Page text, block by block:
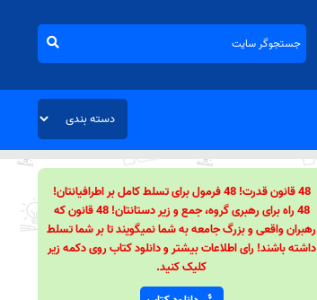
48 قانون قدرت! 48 فرمول برای تسلط کامل بر اطرافیانتان!
48 راه برای رهبری گروه، جمع و زیر دستانتان! 48 قانون که
رهبران واقعی و بزرگ جامعه به شما نمیگویند تا بر شما تسلط
داشته باشند! رای اطلاعات بیشتر و دانلود کتاب روی دکمه زیر
کلیک کنید.